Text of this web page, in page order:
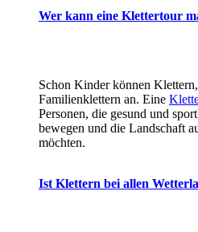
Wer kann eine Klettertour
Schon Kinder können
Familienklettern an. Eine
Personen, die gesund und
bewegen und die Landschaft
möchten.
Ist Klettern bei allen